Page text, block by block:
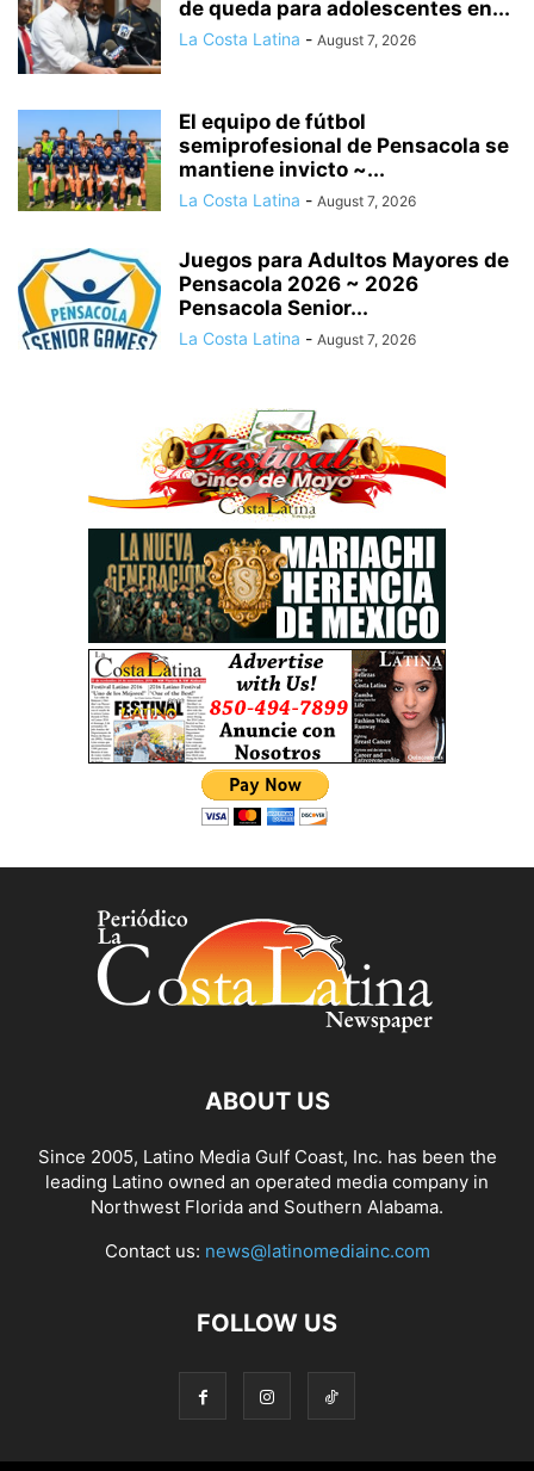
de queda para adolescentes en...
La Costa Latina - August 7, 2026
El equipo de fútbol
semiprofesional de Pensacola se
mantiene invicto ~...
La Costa Latina - August 7, 2026
Juegos para Adultos Mayores de
Pensacola 2026 ~ 2026
Pensacola Senior...
La Costa Latina - August 7, 2026
ABOUT US
Since 2005, Latino Media Gulf Coast, Inc. has been the
leading Latino owned an operated media company in
Northwest Florida and Southern Alabama.
Contact us: news@latinomediainc.com
FOLLOW US